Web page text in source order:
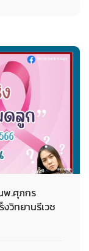
พ.ศุภกร
วิทยานรีเวช